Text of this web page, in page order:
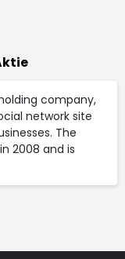
company,
network site
The
2008 and is